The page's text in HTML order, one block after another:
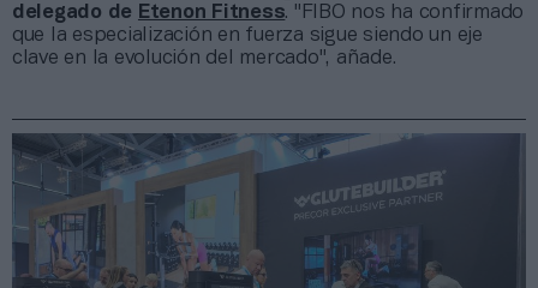
delegado de Etenon Fitness. "FIBO nos ha confirmado
que la especialización en fuerza sigue siendo un eje
clave en la evolución del mercado", añade.